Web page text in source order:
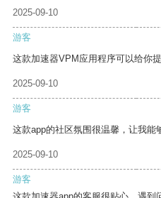
2025-09-10
游客
这款加速器VPM应用程序可以给你
2025-09-10
游客
这款app的社区氛围很温馨，让我能
2025-09-10
游客